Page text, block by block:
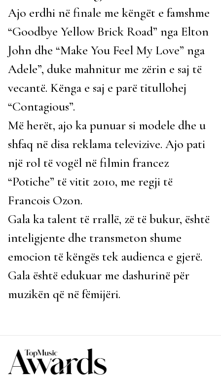
Ajo erdhi në finale me këngët e famshme
“Goodbye Yellow Brick Road” nga Elton
John dhe “Make You Feel My Love” nga
Adele”, duke mahnitur me zërin e saj të
vecantë. Kënga e saj e parë titullohej
“Contagious”.
Më herët, ajo ka punuar si modele dhe u
shfaq në disa reklama televizive. Ajo pati
një rol të vogël në filmin francez
“Potiche” të vitit 2010, me regji të
Francois Ozon.
Gala ka talent të rrallë, zë të bukur, është
inteligjente dhe transmeton shume
emocion të këngës tek audienca e gjerë.
Gala është edukuar me dashurinë për
muzikën që në fëmijëri.